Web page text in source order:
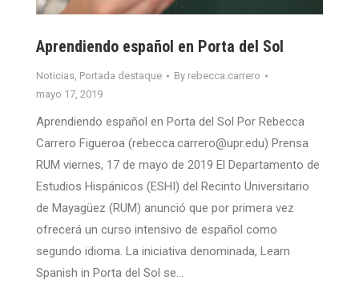
Aprendiendo español en Porta del Sol
Noticias, Portada destaque By rebecca.carrero
mayo 17, 2019
Aprendiendo español en Porta del Sol Por Rebecca
Carrero Figueroa (rebecca.carrero@upr.edu) Prensa
RUM viernes, 17 de mayo de 2019 El Departamento de
Estudios Hispánicos (ESHI) del Recinto Universitario
de Mayagüez (RUM) anunció que por primera vez
ofrecerá un curso intensivo de español como
segundo idioma. La iniciativa denominada, Learn
Spanish in Porta del Sol se…